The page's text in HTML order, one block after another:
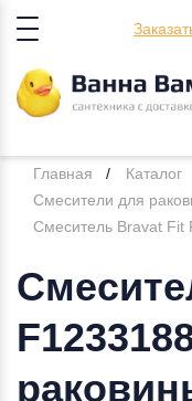
Главная Каталог
Смесители для
Смеситель Bravat Fit